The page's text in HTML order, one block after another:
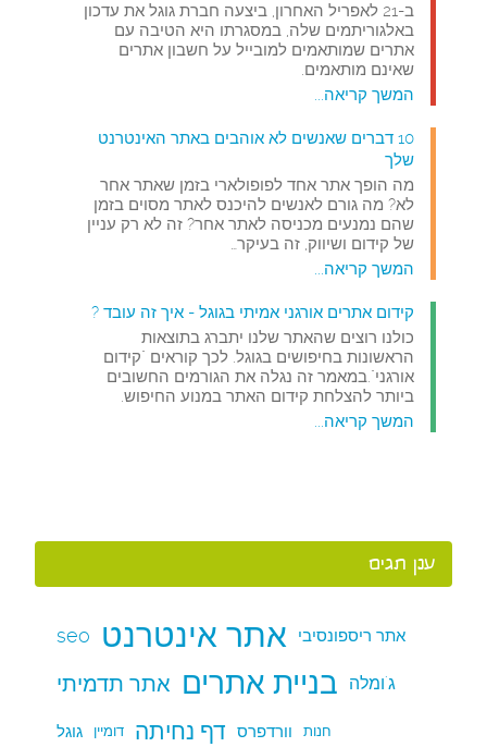
ב-21 לאפריל האחרון, ביצעה חברת גוגל את עדכון
באלגוריתמים שלה, במסגרתו היא הטיבה עם
אתרים שמותאמים למובייל על חשבון אתרים
שאינם מותאמים.
המשך קריאה...
10 דברים שאנשים לא אוהבים באתר האינטרנט
שלך
מה הופך אתר אחד לפופולארי בזמן שאתר אחר
לא? מה גורם לאנשים להיכנס לאתר מסוים בזמן
שהם נמנעים מכניסה לאתר אחר? זה לא רק עניין
של קידום ושיווק, זה בעיקר…
המשך קריאה...
קידום אתרים אורגני אמיתי בגוגל - איך זה עובד ?
כולנו רוצים שהאתר שלנו יתברג בתוצאות
הראשונות בחיפושים בגוגל. לכך קוראים "קידום
אורגני".במאמר זה נגלה את הגורמים החשובים
ביותר להצלחת קידום האתר במנוע החיפוש.
המשך קריאה...
ענן תגים
seo אתר אינטרנט אתר ריספונסיבי
אתר תדמיתי בניית אתרים ג'ומלה
גוגל דומיין דף נחיתה וורדפרס חנות